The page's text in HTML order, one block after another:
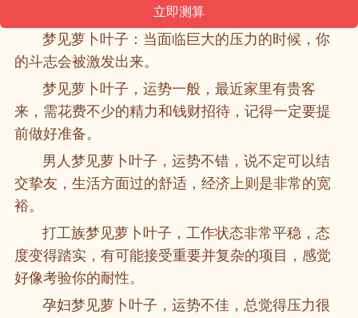
梦见萝卜叶子：当面临巨大的压力的时候，你
的斗志会被激发出来。
梦见萝卜叶子，运势一般，最近家里有贵客
来，需花费不少的精力和钱财招待，记得一定要提
前做好准备。
男人梦见萝卜叶子，运势不错，说不定可以结
交挚友，生活方面过的舒适，经济上则是非常的宽
裕。
打工族梦见萝卜叶子，工作状态非常平稳，态
度变得踏实，有可能接受重要并复杂的项目，感觉
好像考验你的耐性。
孕妇梦见萝卜叶子，运势不佳，总觉得压力很